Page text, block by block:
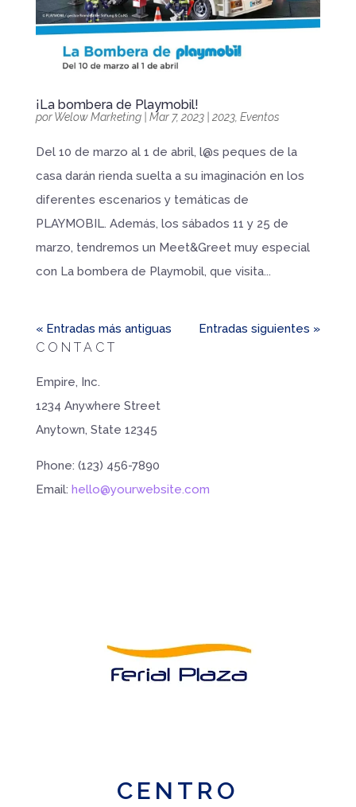
¡La bombera de Playmobil!
porWelow Marketing| Mar 7, 2023| 2023, Eventos
Del 10 de marzo al 1 de abril, l@s peques de la
casa darán rienda suelta a su imaginación en los
diferentes escenarios y temáticas de
PLAYMOBIL. Además, los sábados 11 y 25 de
marzo, tendremos un Meet&Greet muy especial
con La bombera de Playmobil, que visita...
« Entradas más antiguas Entradas siguientes »
CONTACT
Empire, Inc.
1234 Anywhere Street
Anytown, State 12345
Phone: (123) 456-7890
Email: hello@yourwebsite.com
CENTRO